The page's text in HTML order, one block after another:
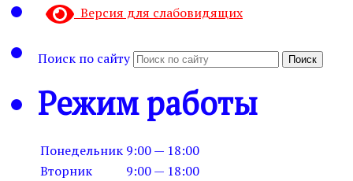
Версия для слабовидящих
Поиск по сайту Поиск
Режим работы
Понедельник 9:00 — 18:00
Вторник
9:00 — 18:00